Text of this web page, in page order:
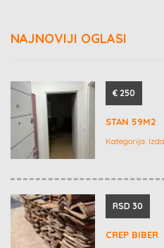
NAJNOVIJI OGLASI
€ 250
STAN 59M2
Kategorija:
RSD 30
CREP BIBER